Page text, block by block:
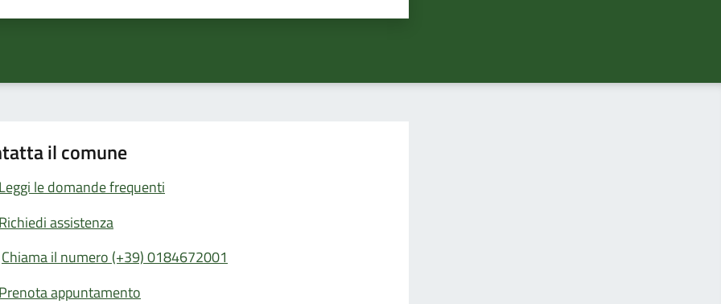
il comune
le domande frequenti
assistenza
Chiama il numero (+39) 0184672001
appuntamento